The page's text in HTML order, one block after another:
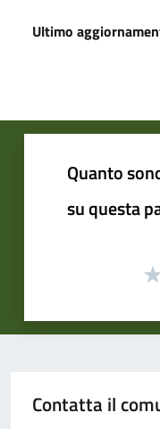
Ultimo
Quanto
su questa
Contatta il